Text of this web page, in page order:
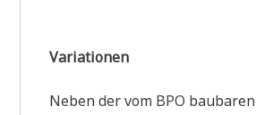
Variationen
Neben der vom BPO baubaren